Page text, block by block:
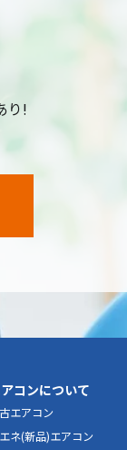
り!
コンについて
エアコン
ネ(新品)エアコン